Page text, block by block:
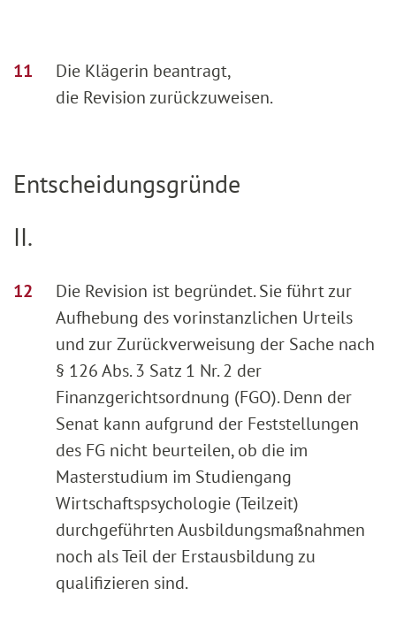
Die Klägerin beantragt,
die Revision zurückzuweisen.
Entscheidungsgründe
II.
Die Revision ist begründet. Sie führt zur
Aufhebung des vorinstanzlichen Urteils
und zur Zurückverweisung der Sache nach
§ 126 Abs. 3 Satz 1 Nr. 2 der
Finanzgerichtsordnung (FGO). Denn der
Senat kann aufgrund der Feststellungen
des FG nicht beurteilen, ob die im
Masterstudium im Studiengang
Wirtschaftspsychologie (Teilzeit)
durchgeführten Ausbildungsmaßnahmen
noch als Teil der Erstausbildung zu
qualifizieren sind.